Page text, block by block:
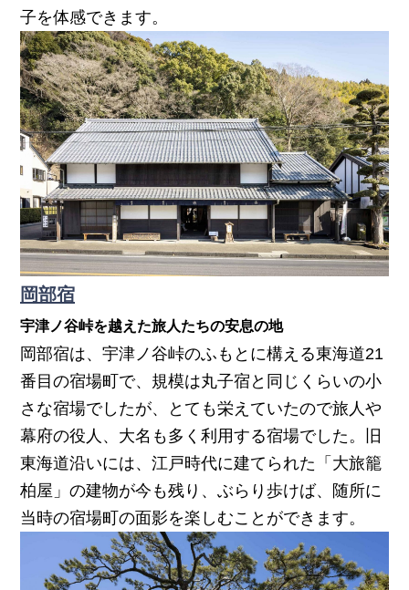
子を体感できます。
岡部宿
宇津ノ谷峠を越えた旅人たちの安息の地
岡部宿は、宇津ノ谷峠のふもとに構える東海道21
番目の宿場町で、規模は丸子宿と同じくらいの小
さな宿場でしたが、とても栄えていたので旅人や
幕府の役人、大名も多く利用する宿場でした。旧
東海道沿いには、江戸時代に建てられた「大旅籠
柏屋」の建物が今も残り、ぶらり歩けば、随所に
当時の宿場町の面影を楽しむことができます。